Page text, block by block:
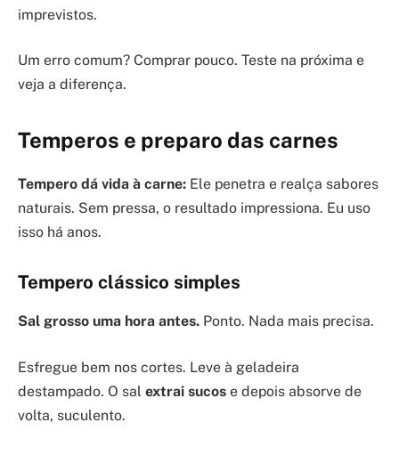
imprevistos.
Um erro comum? Comprar pouco. Teste na próxima e
veja a diferença.
Temperos e preparo das carnes
Tempero dá vida à carne: Ele penetra e realça sabores
naturais. Sem pressa, o resultado impressiona. Eu uso
isso há anos.
Tempero clássico simples
Sal grosso uma hora antes. Ponto. Nada mais precisa.
Esfregue bem nos cortes. Leve à geladeira
destampado. O sal extrai sucos e depois absorve de
volta, suculento.